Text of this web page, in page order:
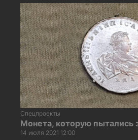
Спецпроекты
Монета, которую пытались
14 июля 2021 12:00